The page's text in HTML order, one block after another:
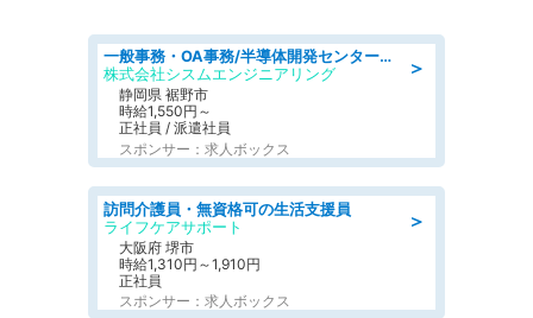
＞
一般事務・OA事務/半導体開発センター内で事務&軽作業スタッフ、募集
株式会社シスムエンジニアリング
静岡県 裾野市
時給1,550円～
正社員 / 派遣社員
スポンサー：求人ボックス
＞
訪問介護員・無資格可の生活支援員
ライフケアサポート
大阪府 堺市
時給1,310円～1,910円
正社員
スポンサー：求人ボックス